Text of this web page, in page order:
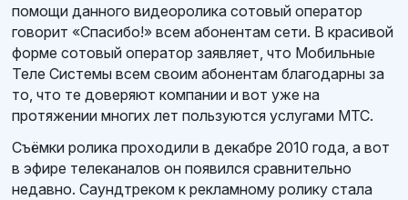
помощи данного видеоролика сотовый оператор
говорит «Спасибо!» всем абонентам сети. В красивой
форме сотовый оператор заявляет, что Мобильные
Теле Системы всем своим абонентам благодарны за
то, что те доверяют компании и вот уже на
протяжении многих лет пользуются услугами МТС.
Съёмки ролика проходили в декабре 2010 года, а вот
в эфире телеканалов он появился сравнительно
недавно. Саундтреком к рекламному ролику стала